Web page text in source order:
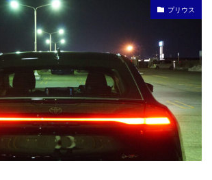
プリウス